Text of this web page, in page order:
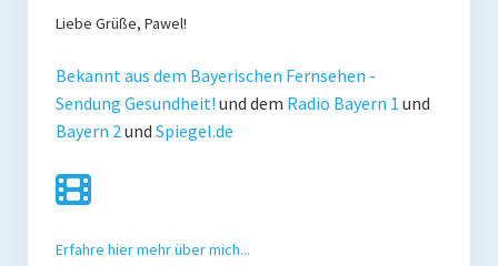
Presse
Redner
Haftungsausschluss
Datenschutzerklärung
Liebe Grüße, Pawel!
Bekannt aus dem Bayerischen Fernsehen -
Sendung Gesundheit! und dem Radio Bayern 1 und
Bayern 2und Spiegel.de
Erfahre hier mehr über mich...